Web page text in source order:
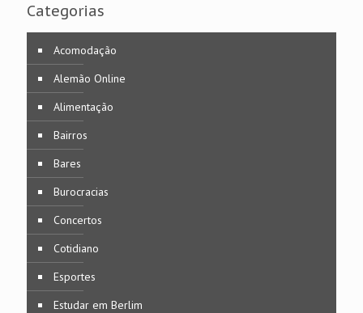
Categorias
Acomodação
Alemão Online
Alimentação
Bairros
Bares
Burocracias
Concertos
Cotidiano
Esportes
Estudar em Berlim